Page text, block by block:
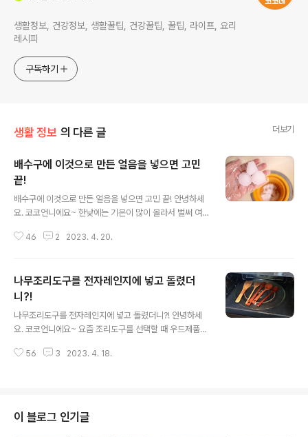
생활정보, 건강정보, 생활꿀팁, 건강꿀팁, 꿀팁, 라이프, 요리
레시피
구독하기
생활 정보 의 다른 글 더보기
배수구에 이것으로 만든 얼음을 넣으면 고민
끝!
배수구에 이것으로 만든 얼음을 넣으면 고민 끝! 안녕하세
요. 코코언니에요~ 한낮에는 기온이 많이 올라서 벌써 여
고민이 찾아오는데요. 매년 반복되지만 쉽게 해결되지 않
니지만 미리미리 대비하면 좋잖아요~ 올 여름 배수구 악취
고민을 해결해줄 구연산이 요기 있네요^^ 구연산을 그냥
사용해도 되지만 효과를 좀 더 오래 지속시키기 위해서 구
연산 얼음을 만들어볼게요. 500ml페트병에 물을 80%정
도 채우고 구연산을 2큰술 넣어주세요. 구연산이 이렇게
가라앉았는데요. 뚜껑을 닫고 흔들어서 구연산을 녹여주시
46 2 2023. 4. 20.
나무조리도구를 전자레인지에 넣고 돌렸더
니?!
나무조리도구를 전자레인지에 넣고 돌렸더니?! 안녕하세
요. 코코언니에요~ 요즘 조리도구를 선택할 때 우드제품을
^ 나무조리도구는 자주 사용하는 만큼 세심한 관리가 필요
요? 주방세제로 세척하면 안된다는건 이미 많이 알고 계신
대요. 주방세제 없이 어떻게 세척해야할지 난감해하는 분
56 3 2023. 4. 18.
이 블로그 인기글